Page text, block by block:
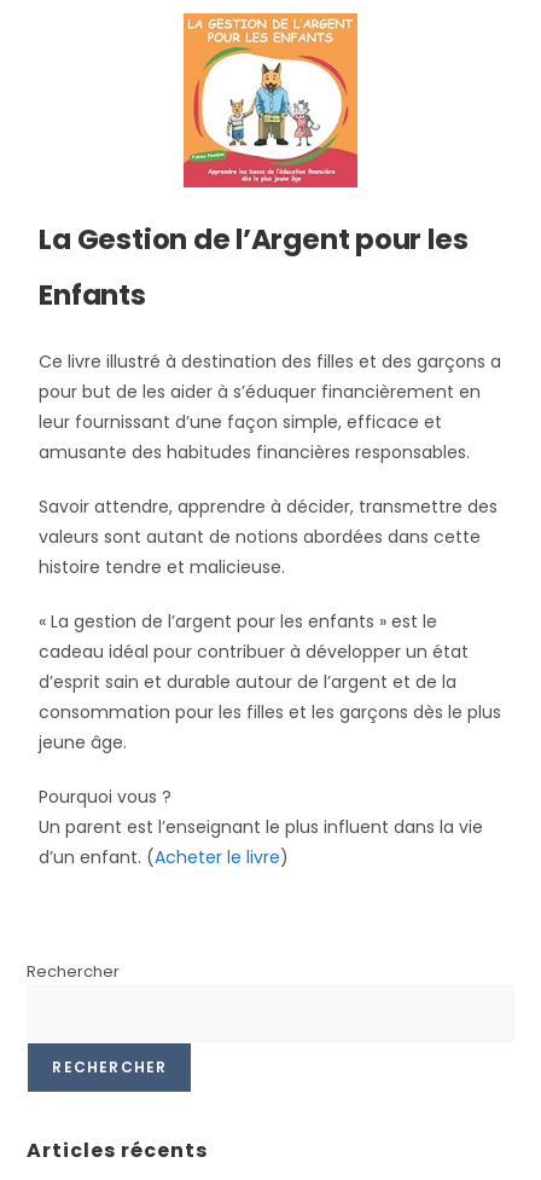
La Gestion de l’Argent pour les
Enfants
Celivre illustré à destination des filles et des garçons a
pour but de les aider às’éduquer financièrementen
leur fournissant d’une façon simple, efficace et
amusante deshabitudes financières responsables.
Savoir attendre, apprendre à décider, transmettre des
valeurs sont autant de notions abordées dans cette
histoire tendre et malicieuse.
« La gestion de l’argent pour les enfants » est le
cadeau idéal pour contribuer à développer un état
d’esprit sain et durable autour de l’argent et de la
consommation pour les filles et les garçons dès le plus
jeune âge.
Pourquoi vous ?
Un parent est l’enseignant le plus influent dans la vie
d’un enfant. (Acheter le livre)
Rechercher
RECHERCHER
Articles récents